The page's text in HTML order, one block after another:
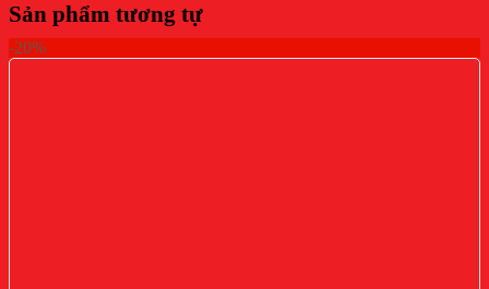
Sản phẩm tương tự
-20%